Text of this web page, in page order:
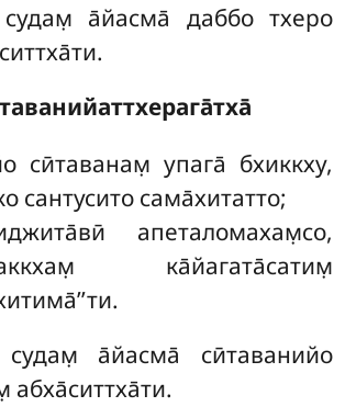
а̄йасма̄ даббо тхеро
сӣтаванам̣ упага̄ бхиккху,
сантусито сама̄хитатто;
апеталомахам̣со,
ка̄йагата̄сатим̣
судам̣ а̄йасма̄ сӣтаванийо
абха̄ситтха̄ти.